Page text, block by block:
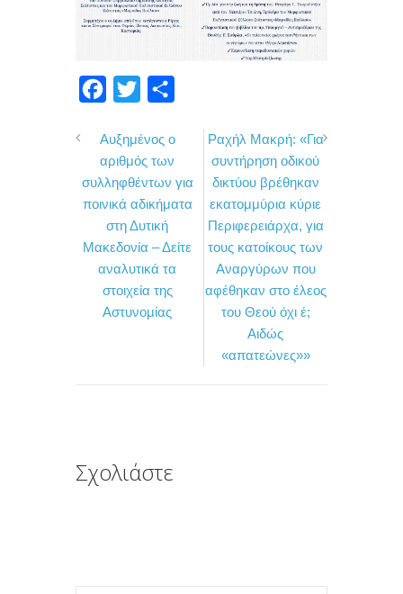
c
e
b
o
o
k
i
t
t
e
r
ι
α
τ
ε
Αυξημένος ο
αριθμός των
συλληφθέντων για
ποινικά αδικήματα
στη Δυτική
Μακεδονία – Δείτε
αναλυτικά τα
στοιχεία της
Αστυνομίας
Ραχήλ Μακρή: «Για
συντήρηση οδικού
δικτύου βρέθηκαν
εκατομμύρια κύριε
Περιφερειάρχα, για
τους κατοίκους των
Αναργύρων που
αφέθηκαν στο έλεος
του Θεού όχι έ;
Αιδώς
«απατεώνες»»
Σχολιάστε